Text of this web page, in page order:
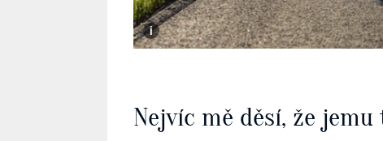
Nejvíc mě děsí, že